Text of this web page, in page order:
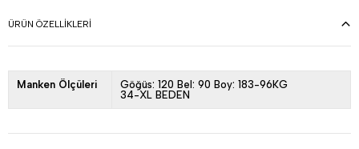
ÜRÜN ÖZELLIKLERI
Manken Ölçüleri
Göğüs: 120 Bel: 90 Boy: 183-96KG
34-XL BEDEN